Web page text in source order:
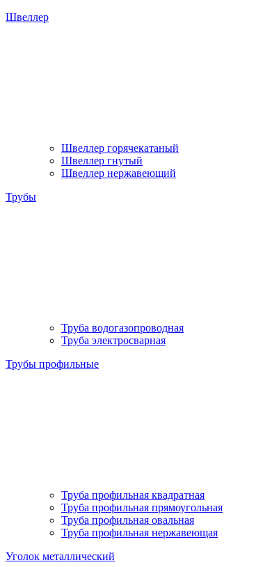
Швеллер
Швеллер горячекатаный
Швеллер гнутый
Швеллер нержавеющий
Трубы
Труба водогазопроводная
Труба электросварная
Трубы профильные
Труба профильная квадратная
Труба профильная прямоугольная
Труба профильная овальная
Труба профильная нержавеющая
Уголок металлический